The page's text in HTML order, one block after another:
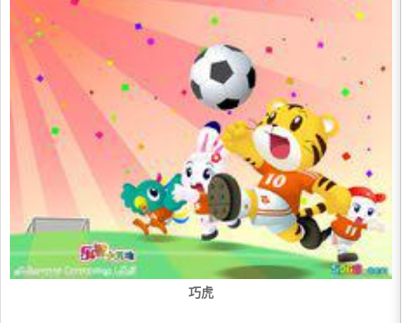
巧虎